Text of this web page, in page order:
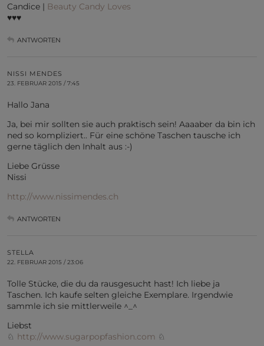
Candice | Beauty Candy Loves
♥♥♥
ANTWORTEN
NISSI MENDES
23. FEBRUAR 2015 / 7:45
Hallo Jana
Ja, bei mir sollten sie auch praktisch sein! Aaaaber da bin ich
ned so kompliziert.. Für eine schöne Taschen tausche ich
gerne täglich den Inhalt aus :-)
Liebe Grüsse
Nissi
http://www.nissimendes.ch
ANTWORTEN
STELLA
22. FEBRUAR 2015 / 23:06
Tolle Stücke, die du da rausgesucht hast! Ich liebe ja
Taschen. Ich kaufe selten gleiche Exemplare. Irgendwie
sammle ich sie mittlerweile ^_^
Liebst
♘ http://www.sugarpopfashion.com ♘